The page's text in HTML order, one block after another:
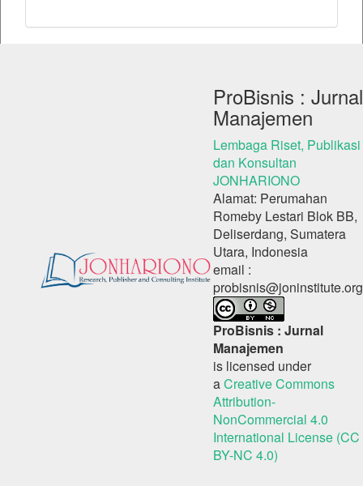
ProBisnis : Jurnal
Manajemen
Lembaga Riset, Publikasi
dan Konsultan
JONHARIONO
Alamat: Perumahan
Romeby Lestari Blok BB,
Deliserdang, Sumatera
Utara, Indonesia
email :
probisnis@joninstitute.org
ProBisnis : Jurnal
Manajemen
is licensed under
aCreative Commons
Attribution-
NonCommercial 4.0
International License (CC
BY-NC 4.0)